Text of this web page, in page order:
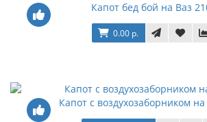
Капот бед бой на Ваз
0.00 р.
Капот с воздухозаборником